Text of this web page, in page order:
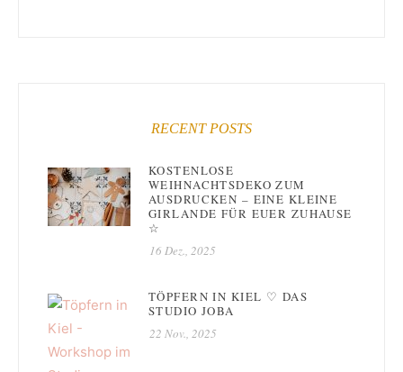
RECENT POSTS
KOSTENLOSE
WEIHNACHTSDEKO ZUM
AUSDRUCKEN – EINE KLEINE
GIRLANDE FÜR EUER ZUHAUSE
☆
16 Dez., 2025
TÖPFERN IN KIEL ♡ DAS
STUDIO JOBA
22 Nov., 2025